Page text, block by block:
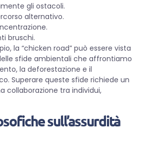
gli ostacoli.
alternativo.
bruschi.
la “chicken road” può essere vista
sfide ambientali che affrontiamo
la deforestazione e il
Superare queste sfide richiede un
collaborazione tra individui,
sull’assurdità